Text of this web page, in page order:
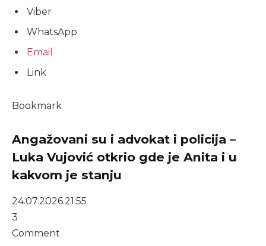
Viber
WhatsApp
Email
Link
Bookmark
Angažovani su i advokat i policija –
Luka Vujović otkrio gde je Anita i u
kakvom je stanju
24.07.2026.21:55
3
Comment